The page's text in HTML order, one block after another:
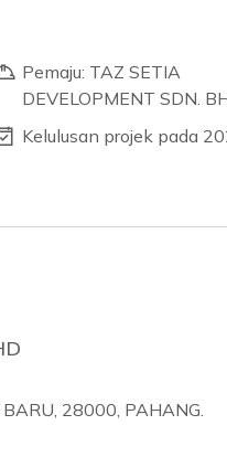
Pemaju: TAZ SETIA
DEVELOPMENT SDN.
Kelulusan projek pada
28000, PAHANG.